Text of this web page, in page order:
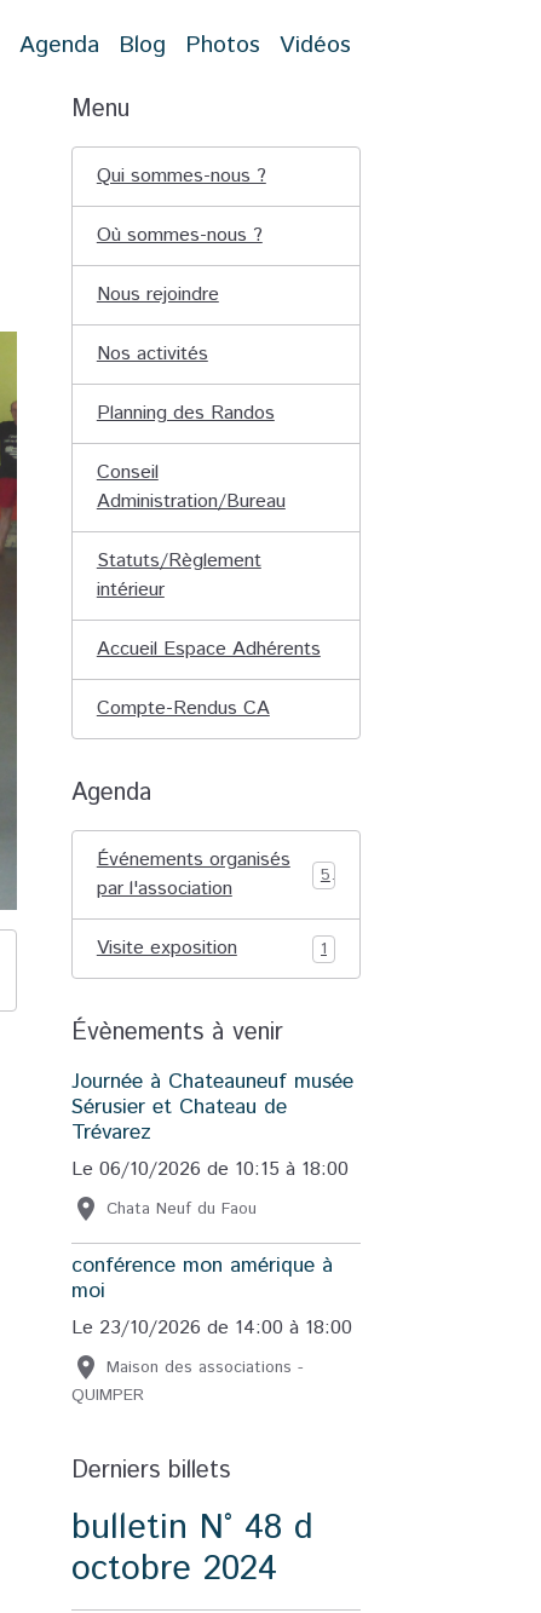
Agenda Blog Photos Vidéos
Menu
Qui sommes-nous ?
Où sommes-nous ?
Nous rejoindre
Nos activités
Planning des Randos
Conseil
Administration/Bureau
Statuts/Règlement
intérieur
Accueil Espace Adhérents
Compte-Rendus CA
Agenda
Événements organisés
par l'association
5
Visite exposition 1
Évènements à venir
Journée à Chateauneuf musée
Sérusier et Chateau de
Trévarez
Le 06/10/2026 de 10:15 à 18:00
Chata Neuf du Faou
conférence mon amérique à
moi
Le 23/10/2026 de 14:00 à 18:00
Maison des associations -
QUIMPER
Derniers billets
bulletin N° 48 d
octobre 2024